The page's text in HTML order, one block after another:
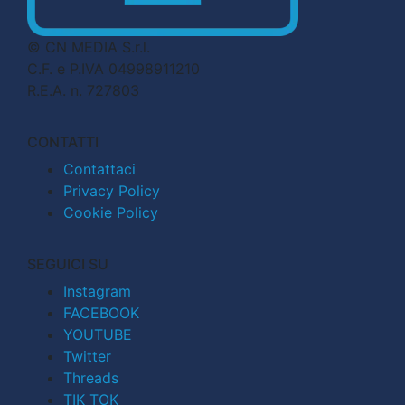
© CN MEDIA S.r.l.
C.F. e P.IVA 04998911210
R.E.A. n. 727803
CONTATTI
Contattaci
Privacy Policy
Cookie Policy
SEGUICI SU
Instagram
FACEBOOK
YOUTUBE
Twitter
Threads
TIK TOK